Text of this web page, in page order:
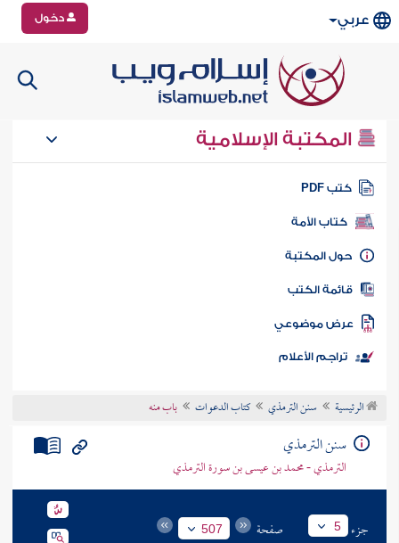
عربي دخول
المكتبة الإسلامية
كتب PDF
كتاب الأمة
المكتبة
الكتب
موضوعي
تراجم الأعلام
الرئيسية سنن الترمذي كتاب الدعوات باب منه
سنن الترمذي
الترمذي - محمد بن عيسى بن سورة الترمذي
جزء 5 صفحة 507